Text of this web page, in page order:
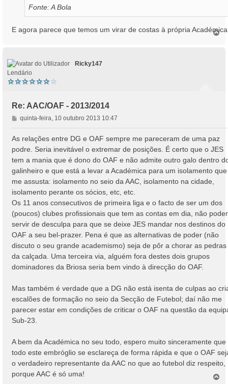
Fonte: A Bola
E agora parece que temos um virar de costas à própria
T
Ricky147
Lendário
Re: AAC/OAF - 2013/2014
M
e
a
g
e
m
quinta-feira, 10 outubro 2013 10:47
As relações entre DG e OAF sempre me pareceram de uma paz
podre. Seria inevitável o extremar de posições. É certo que o JES
tem a mania que é dono do OAF e não admite outro galo dentro
galinheiro e que está a levar a Académica para um isolamento que
me assusta: isolamento no seio da AAC, isolamento na cidade,
isolamento perante os sócios, etc, etc.
Os 11 anos consecutivos de primeira liga e o facto de ser um dos
(poucos) clubes profissionais que tem as contas em dia, não
servir de desculpa para que se deixe JES mandar nos destinos do
OAF a seu bel-prazer. Pena é que as alternativas de poder (não
discuto o seu grande academismo) seja de pôr a chorar as pedras
da calçada. Uma terceira via, alguém fora destes dois grupos
dominadores da Briosa seria bem vindo à direcção do OAF.
Mas também é verdade que a DG não está isenta de culpas ao
escalões de formação no seio da Secção de Futebol; daí não me
parecer estar em condições de criticar o OAF na questão da
Sub-23.
A bem da Académica no seu todo, espero muito sinceramente que
todo este embróglio se esclareça de forma rápida e que o OAF
o verdadeiro representante da AAC no que ao futebol diz respeito,
porque AAC é só uma!